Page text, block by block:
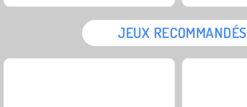
JEUX RECOMMANDÉS